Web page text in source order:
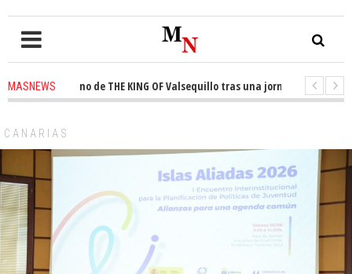
MASNEWS
trono de THE KING OF Valsequillo tras una jornada de baloncesto
CANARIAS